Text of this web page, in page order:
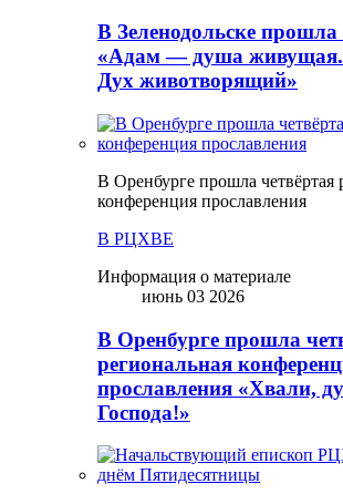
В Зеленодольске
«Адам — душа
Дух животворящий»
В Оренбурге прошла четвёртая
конференция прославления
В РЦХВЕ
Информация о материале
июнь 03 2026
В Оренбурге прошла
региональная
прославления «Хвали,
Господа!»